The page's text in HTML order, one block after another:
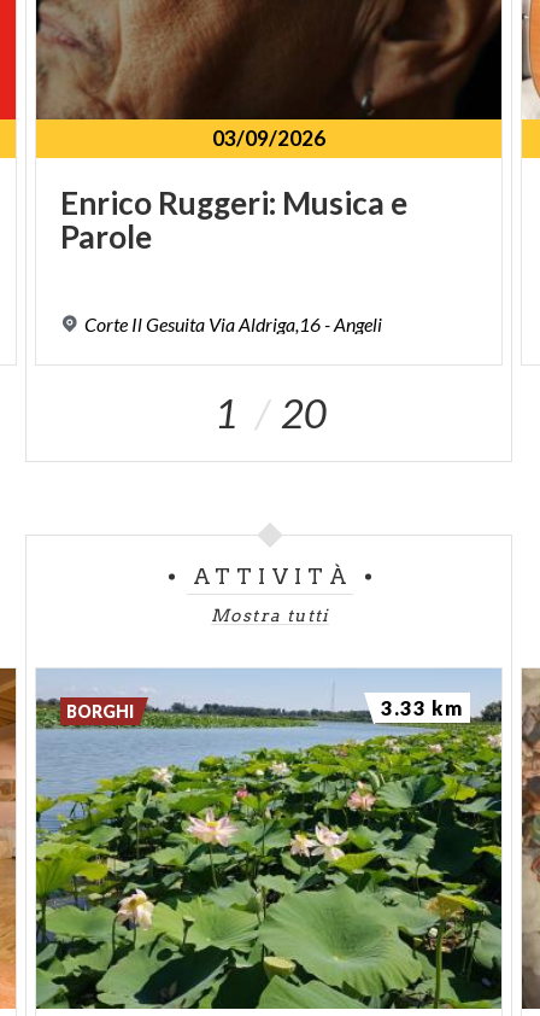
03/09/2026
Enrico Ruggeri: Musica e
Parole
Corte IlGesuita ViaAldriga,16-Angeli
1 20
ATTIVITÀ
Mostra tutti
BORGHI 3.33 km